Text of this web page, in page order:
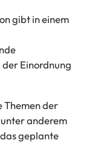
gibt in einem
Einordnung
Themen der
anderem
geplante